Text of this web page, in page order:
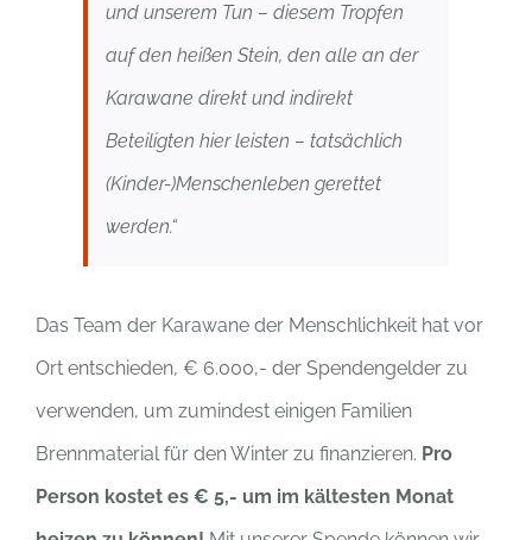
und unserem Tun – diesem Tropfen
auf den heißen Stein, den alle an der
Karawane direkt und indirekt
Beteiligten hier leisten – tatsächlich
(Kinder-)Menschenleben gerettet
werden.“
Das Team der Karawane der Menschlichkeit hat vor
Ort entschieden, € 6.000,- der Spendengelder zu
verwenden, um zumindest einigen Familien
Brennmaterial für den Winter zu finanzieren. Pro
Person kostet es € 5,- um im kältesten Monat